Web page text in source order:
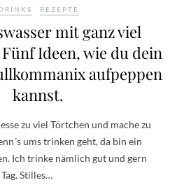
REZEPTE
mit ganz viel
Ideen, wie du dein
aufpeppen
kannst.
zu viel Törtchen und mache zu
ums trinken geht, da bin ein
Ich trinke nämlich gut und gern
Stilles…